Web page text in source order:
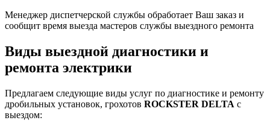
Менеджер диспетчерской службы обработает Ваш заказ и
сообщит время выезда мастеров службы выездного ремонта
Виды выездной диагностики и
ремонта электрики
Предлагаем следующие виды услуг по диагностике и ремонту
дробильных установок, грохотов ROCKSTER DELTA с
выездом: